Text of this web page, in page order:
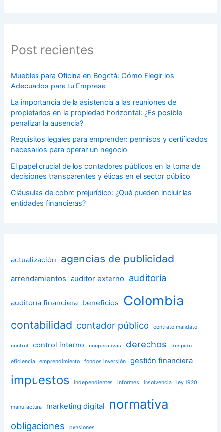
Post recientes
Muebles para Oficina en Bogotá: Cómo Elegir los
Adecuados para tu Empresa
La importancia de la asistencia a las reuniones de
propietarios en la propiedad horizontal: ¿Es posible
penalizar la ausencia?
Requisitos legales para emprender: permisos y certificados
necesarios para operar un negocio
El papel crucial de los contadores públicos en la toma de
decisiones transparentes y éticas en el sector público
Cláusulas de cobro prejurídico: ¿Qué pueden incluir las
entidades financieras?
actualización agencias de publicidad
arrendamientos auditor externo auditoría
auditoría financiera beneficios Colombia
contabilidad contador público contrato mandato
control control interno cooperativas derechos despido
eficiencia emprendimiento fondos inversión gestión financiera
impuestos independientes informes insolvencia ley 1920
manufactura marketing digital normativa
obligaciones pensiones